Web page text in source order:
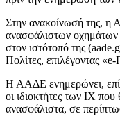
Στην ανακοίνωσή της, η
ανασφάλιστων οχημάτων
στον ιστότοπό της
Πολίτες, επιλέγοντας
Η ΑΑΔΕ ενημερώνει,
οι ιδιοκτήτες των ΙΧ που
ανασφάλιστα, σε